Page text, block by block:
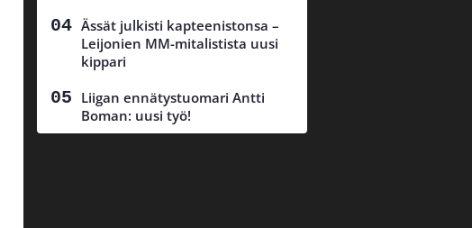
Ässät julkisti kapteenistonsa –
Leijonien MM-mitalistista uusi
kippari
Liigan ennätystuomari Antti
Boman: uusi työ!